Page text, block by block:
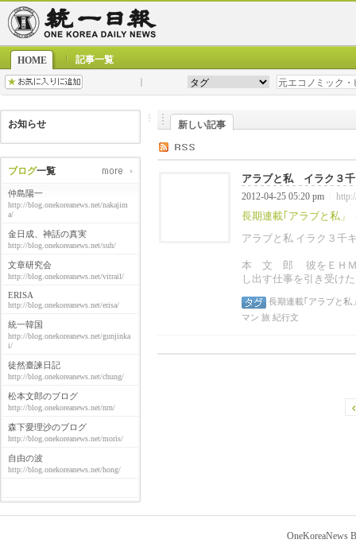
HOME 記事一覧
お知らせ
ブログ一覧
仲島陽一
http://blog.onekoreanews.net/nakajim
a/
金日成、神話の真実
http://blog.onekoreanews.net/suh/
文章研究会
http://blog.onekoreanews.net/vitrail/
ERISA
http://blog.onekoreanews.net/erisa/
統一韓国
http://blog.onekoreanews.net/gunjinka
i/
徒然臺諫日記
http://blog.onekoreanews.net/chung/
松本文郎のブログ
http://blog.onekoreanews.net/nrn/
森下愛理沙のブログ
http://blog.onekoreanews.net/moris/
自由の波
http://blog.onekoreanews.net/hong/
新しい記事
アラブと私 イラク３千
2012-04-25 05:20 pm
長期連載｢アラブと私」
アラブと私 イラク３千
本 文 郎 彼をＥＨＭに
し出す仕事を引き受け
長期連載｢アラブと私
マン 旅 紀行文
OneKoreaNews